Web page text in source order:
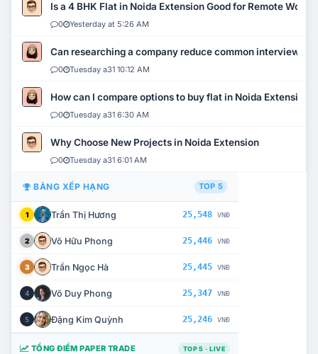
Is a 4 BHK Flat in Noida Extension Good for Remote Work?
0 Yesterday at 5:26 AM
Can researching a company reduce common interview
0 Tuesday a31 10:12 AM
How can I compare options to buy flat in Noida Extension?
0 Tuesday a31 6:30 AM
Why Choose New Projects in Noida Extension
0 Tuesday a31 6:01 AM
BẢNG XẾP HẠNG TOP 5
1 Trần Thị Hương 25,548 VNĐ
2 Võ Hữu Phong 25,446 VNĐ
3 Trần Ngọc Hà 25,445 VNĐ
4 Võ Duy Phong 25,347 VNĐ
5 Đặng Kim Quỳnh 25,246 VNĐ
TỔNG ĐIỂM PAPER TRADE TOP 5 · LIVE